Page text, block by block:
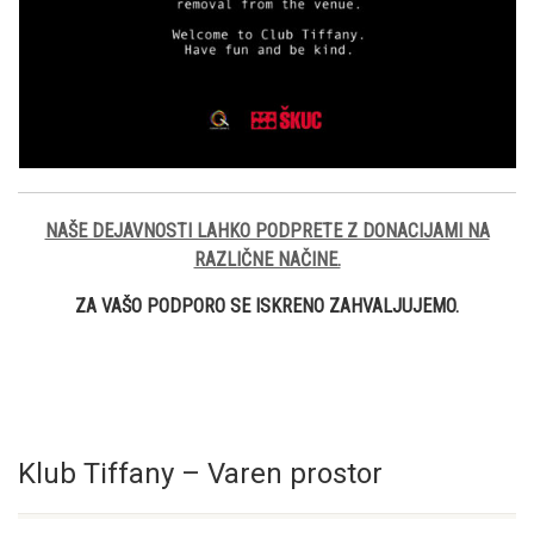
NAŠE DEJAVNOSTI LAHKO PODPRETE Z DONACIJAMI NA
RAZLIČNE NAČINE.
ZA VAŠO PODPORO SE ISKRENO ZAHVALJUJEMO.
Klub Tiffany – Varen prostor